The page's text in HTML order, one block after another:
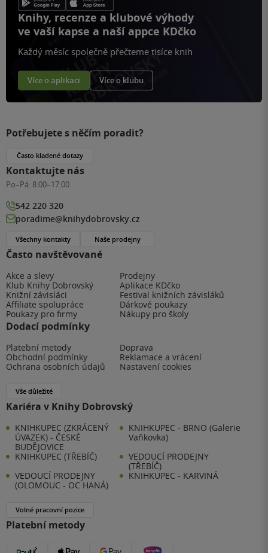
Knihy, recenze a klubové výhody
ve vaší kapse a naší appce KDčko
Každý měsíc společně přečteme tisíce knih
Více o aplikaci Více o klubu
Často navštěvované
Akce a slevy
Prodejny
Klub Knihy Dobrovský
Aplikace KDčko
Knižní závisláci
Festival knižních závisláků
Affiliate spolupráce
Dárkové poukazy
Poukazy pro firmy
Nákupy pro školy
Dodací podmínky
Platební metody
Doprava
Obchodní podmínky
Reklamace a vrácení
Ochrana osobních údajů
Nastavení cookies
Vše důležité
Kariéra v Knihy Dobrovský
KNIHKUPEC (ZKRÁCENÝ
ÚVAZEK) - ČESKÉ
BUDĚJOVICE
KNIHKUPEC - BRNO (Galerie
Vaňkovka)
KNIHKUPEC (TŘEBÍČ)
VEDOUCÍ PRODEJNY
(TŘEBÍČ)
VEDOUCÍ PRODEJNY
(OLOMOUC - OC HANÁ)
KNIHKUPEC - KARVINÁ
Volné pracovní pozice
Platební metody
Potřebujete s něčím poradit?
Často kladené dotazy
Kontaktujte nás
Po–Pá: 8:00–17:00
542 220 320
poradime@knihydobrovsky.cz
Všechny kontakty Naše prodejny